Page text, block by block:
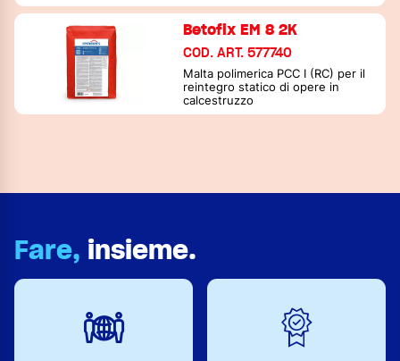
Betofix EM 8 2K
COD. ART. 577740
Malta polimerica PCC I (RC) per il
reintegro statico di opere in
calcestruzzo
Fare, insieme.